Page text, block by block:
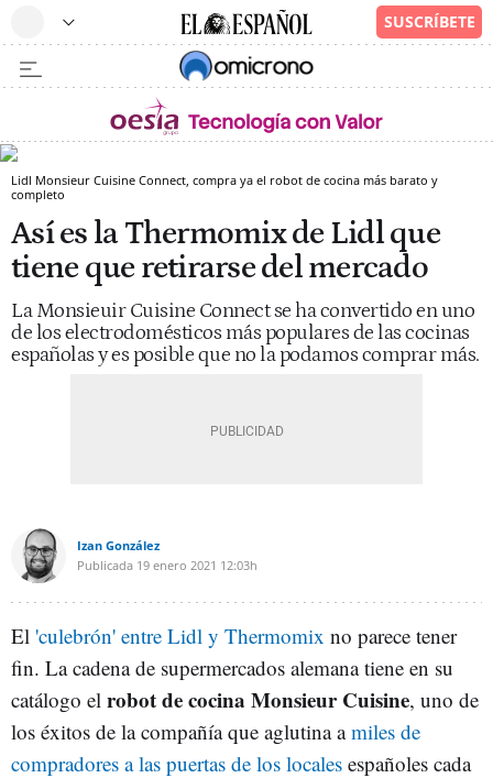
Lidl Monsieur Cuisine Connect, compra ya el robot de cocina más barato y
completo
Así es la Thermomix de Lidl que
tiene que retirarse del mercado
La Monsieuir Cuisine Connect se ha convertido en uno
de los electrodomésticos más populares de las cocinas
españolas y es posible que no la podamos comprar más.
Izan González
Publicada 19 enero 2021 12:03h
El 'culebrón' entre Lidl y Thermomix no parece tener
fin. La cadena de supermercados alemana tiene en su
catálogo el robot de cocina Monsieur Cuisine, uno de
los éxitos de la compañía que aglutina amiles de
compradores a las puertas de los locales españoles cada